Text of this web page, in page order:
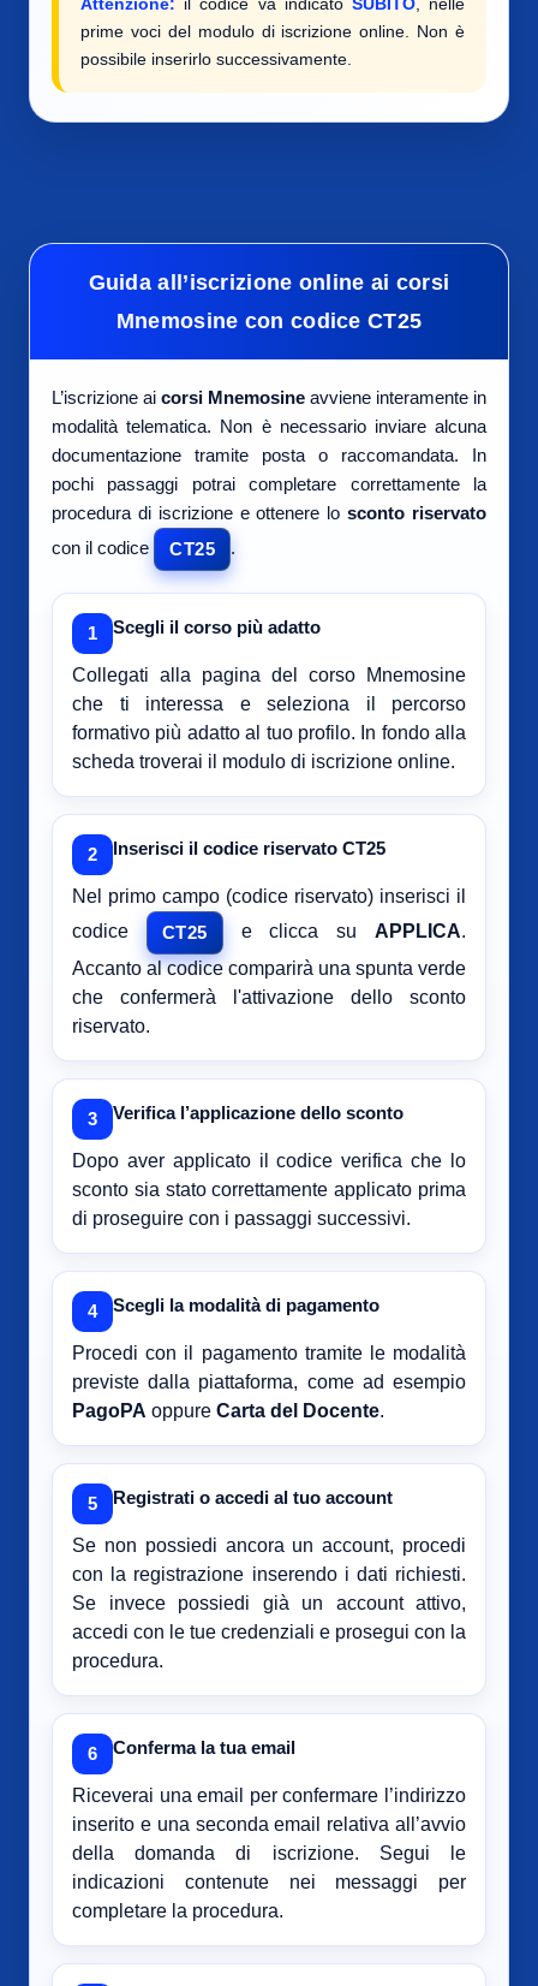
prime voci del modulo di iscrizione online. Non è
possibile inserirlo successivamente.
Guida all’iscrizione online ai corsi
Mnemosine con codice CT25
L’iscrizione ai corsi Mnemosine avviene interamente in
modalità telematica. Non è necessario inviare alcuna
documentazione tramite posta o raccomandata. In
pochi passaggi potrai completare correttamente la
procedura di iscrizione e ottenere losconto riservato
con il codice
CT25 .
1 Scegli il corso più adatto
Collegati alla pagina del corso Mnemosine
che ti interessa e seleziona il percorso
formativo più adatto al tuo profilo. In fondo alla
scheda troverai il modulo di iscrizione online.
2 Inserisci il codice riservato CT25
Nel primo campo (codice riservato) inserisci il
codice
CT25 e clicca suAPPLICA.
Accanto al codice comparirà una spunta verde
che confermerà l'attivazione dello sconto
riservato.
3 Verifica l’applicazione dello sconto
Dopo aver applicato il codice verifica che lo
sconto sia stato correttamente applicato prima
di proseguire con i passaggi successivi.
4 Scegli la modalità di pagamento
Procedi con il pagamento tramite le modalità
previste dalla piattaforma, come ad esempio
PagoPA oppure Carta del Docente.
5 Registrati o accedi al tuo account
Se non possiedi ancora un account, procedi
con la registrazione inserendo i dati richiesti.
Se invece possiedi già un account attivo,
accedi con le tue credenziali e prosegui con la
procedura.
6 Conferma la tua email
Riceverai una email per confermare l’indirizzo
inserito e una seconda email relativa all’avvio
della domanda di iscrizione. Segui le
indicazioni contenute nei messaggi per
completare la procedura.